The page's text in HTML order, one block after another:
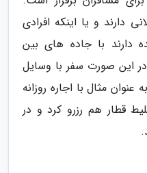
دارند و یا اینکه افرادی
دارند با جاده های بین
این صورت سفر با وسایل
مثال با اجاره روزانه
قطار هم رزرو کرد و در